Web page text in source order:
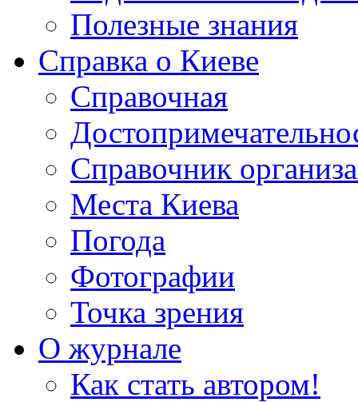
Полезные знания
Справка о Киеве
Справочная
Справочник
Места Киева
Погода
Фотографии
Точка зрения
О журнале
Как стать автором!